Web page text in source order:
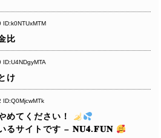
ID:k0NTUxMTM
比
ID:U4NDgyMTA
け
ID:Q0MjcwMTk
めてください！
るサイトです – 𝐍𝐔𝟒.𝐅𝐔𝐍